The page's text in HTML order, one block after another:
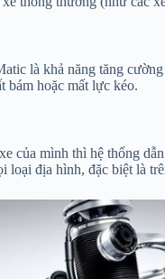
là khả năng tăng
bám hoặc mất lực kéo.
của mình thì hệ thống
loại địa hình, đặc biệt là